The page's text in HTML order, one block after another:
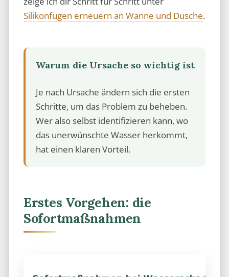
Silikonfugen erneuern an Wanne und Dusche.
Warum die Ursache so wichtig ist
Je nach Ursache ändern sich die ersten
Schritte, um das Problem zu beheben.
Wer also selbst identifizieren kann, wo
das unerwünschte Wasser herkommt,
hat einen klaren Vorteil.
Erstes Vorgehen: die
Sofortmaßnahmen